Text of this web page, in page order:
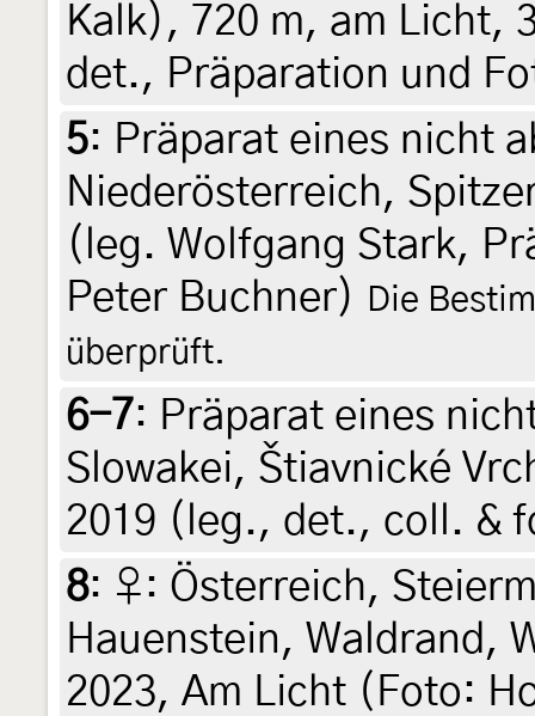
Kalk), 720 m, am Licht,
det., Präparation und
5: Präparat eines nicht
Niederösterreich,
(leg. Wolfgang Stark,
Peter Buchner)
Die
überprüft.
6-7: Präparat eines
Slowakei, Štiavnické
2019 (leg., det., coll. &
8: ♀: Österreich,
Hauenstein, Waldrand,
2023, Am Licht (Foto: